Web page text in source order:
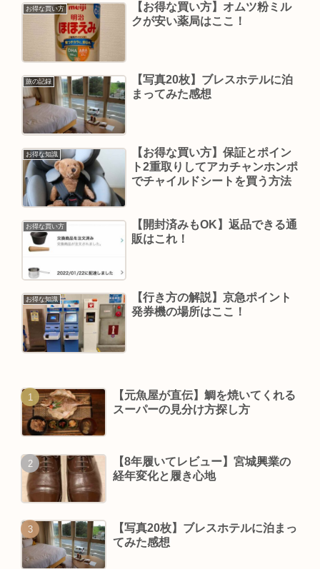
お得な買い方
【お得な買い方】オムツ粉ミル
クが安い薬局はここ！
旅の記録
【写真20枚】ブレスホテルに泊
まってみた感想
お得な知識
【お得な買い方】保証とポイン
ト2重取りしてアカチャンホンポ
でチャイルドシートを買う方法
お得な買い方
【開封済みもOK】返品できる通
販はこれ！
お得な知識
【行き方の解説】京急ポイント
発券機の場所はここ！
【元魚屋が直伝】鯛を焼いてくれる
スーパーの見分け方探し方
【8年履いてレビュー】宮城興業の
経年変化と履き心地
【写真20枚】ブレスホテルに泊まっ
てみた感想